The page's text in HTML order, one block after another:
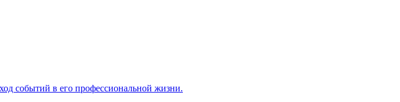
событий в его профессиональной жизни.